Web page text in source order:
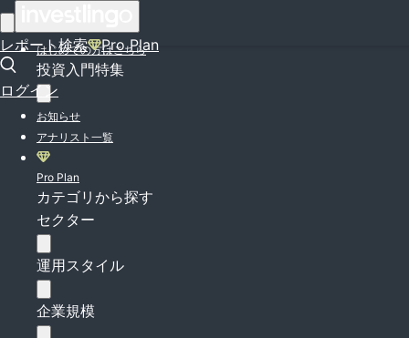
レポート検索 Pro Plan
ログイン
はじめての方はこちら
投資入門特集
お知らせ
アナリスト一覧
Pro Plan
カテゴリから探す
セクター
運用スタイル
企業規模